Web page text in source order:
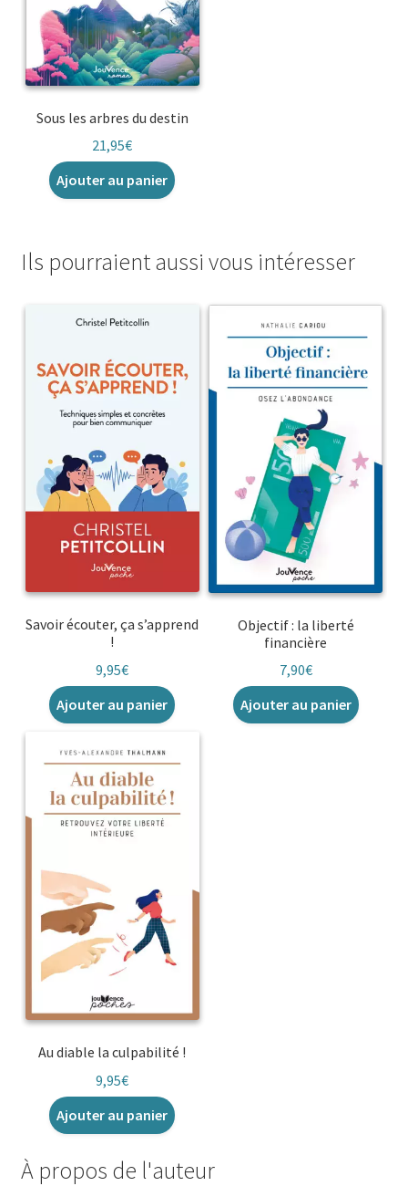
Sous les arbres du destin
21,95€
Ajouter au panier
Ils pourraient aussi vous intéresser
Savoir écouter, ça s’apprend
!
9,95€
Ajouter au panier
Objectif : la liberté
financière
7,90€
Ajouter au panier
Au diable la culpabilité !
9,95€
Ajouter au panier
À propos de l'auteur